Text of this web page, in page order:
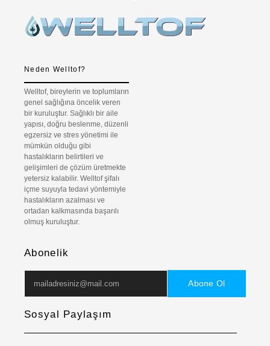
Neden Welltof?
Welltof, bireylerin ve toplumların
genel sağlığına öncelik veren
bir kuruluştur. Sağlıklı bir aile
yapısı, doğru beslenme, düzenli
egzersiz ve stres yönetimi ile
mümkün olduğu gibi
hastalıkların belirtileri ve
gelişimleri de çözüm üretmekte
yetersiz kalabilir. Welltof şifalı
içme suyuyla tedavi yöntemiyle
hastalıkların azalması ve
ortadan kalkmasında başarılı
olmuş kuruluştur.
Abonelik
Abone Ol
Sosyal Paylaşım